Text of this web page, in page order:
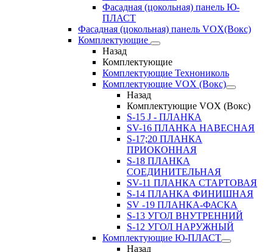
Фасадная (цокольная) панель Ю-
ПЛАСТ
Фасадная (цокольная) панель VOX(Вокс)
Комплектующие
Назад
Комплектующие
Комплектующие Технониколь
Комплектующие VOX (Вокс)
Назад
Комплектующие VOX (Вокс)
S-15 J - ПЛАНКА
SV-16 ПЛАНКА НАВЕСНАЯ
S-17;20 ПЛАНКА
ПРИОКОННАЯ
S-18 ПЛАНКА
СОЕДИНИТЕЛЬНАЯ
SV-11 ПЛАНКА СТАРТОВАЯ
S-14 ПЛАНКА ФИНИШНАЯ
SV -19 ПЛАНКА-ФАСКА
S-13 УГОЛ ВНУТРЕННИЙ
S-12 УГОЛ НАРУЖНЫЙ
Комплектующие Ю-ПЛАСТ
Назад